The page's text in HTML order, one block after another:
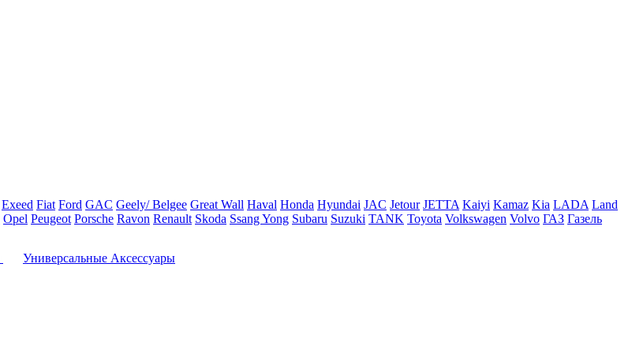
Exeed Fiat Ford GAC Geely/ Belgee Great Wall Haval Honda Hyundai JAC Jetour JETTA Kaiyi Kamaz Kia LADA Land
Opel Peugeot Porsche Ravon Renault Skoda Ssang Yong Subaru Suzuki TANK Toyota Volkswagen Volvo ГАЗ Газель
Универсальные Аксессуары